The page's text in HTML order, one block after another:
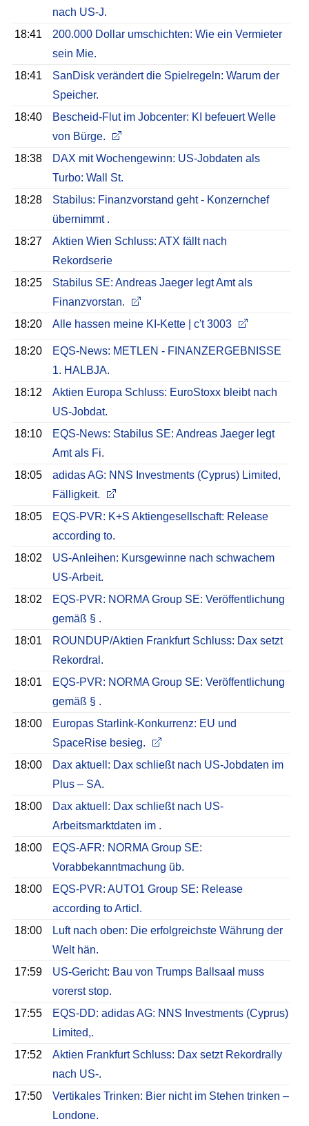
nach US-J.
18:41
200.000 Dollar umschichten: Wie ein Vermieter
sein Mie.
18:41
SanDisk verändert die Spielregeln: Warum der
Speicher.
18:40
Bescheid-Flut im Jobcenter: KI befeuert Welle
von Bürge.
18:38
DAX mit Wochengewinn: US-Jobdaten als
Turbo: Wall St.
18:28
Stabilus: Finanzvorstand geht - Konzernchef
übernimmt .
18:27
Aktien Wien Schluss: ATX fällt nach
Rekordserie
18:25
Stabilus SE: Andreas Jaeger legt Amt als
Finanzvorstan.
18:20
Alle hassen meine KI-Kette | c't 3003
18:20
EQS-News: METLEN - FINANZERGEBNISSE
1. HALBJA.
18:12
Aktien Europa Schluss: EuroStoxx bleibt nach
US-Jobdat.
18:10
EQS-News: Stabilus SE: Andreas Jaeger legt
Amt als Fi.
18:05
adidas AG: NNS Investments (Cyprus) Limited,
Fälligkeit.
18:05
EQS-PVR: K+S Aktiengesellschaft: Release
according to.
18:02
US-Anleihen: Kursgewinne nach schwachem
US-Arbeit.
18:02
EQS-PVR: NORMA Group SE: Veröffentlichung
gemäß § .
18:01
ROUNDUP/Aktien Frankfurt Schluss: Dax setzt
Rekordral.
18:01
EQS-PVR: NORMA Group SE: Veröffentlichung
gemäß § .
18:00
Europas Starlink-Konkurrenz: EU und
SpaceRise besieg.
18:00
Dax aktuell: Dax schließt nach US-Jobdaten im
Plus – SA.
18:00
Dax aktuell: Dax schließt nach US-
Arbeitsmarktdaten im .
18:00
EQS-AFR: NORMA Group SE:
Vorabbekanntmachung üb.
18:00
EQS-PVR: AUTO1 Group SE: Release
according to Articl.
18:00
Luft nach oben: Die erfolgreichste Währung der
Welt hän.
17:59
US-Gericht: Bau von Trumps Ballsaal muss
vorerst stop.
17:55
EQS-DD: adidas AG: NNS Investments (Cyprus)
Limited,.
17:52
Aktien Frankfurt Schluss: Dax setzt Rekordrally
nach US-.
17:50
Vertikales Trinken: Bier nicht im Stehen trinken –
Londone.